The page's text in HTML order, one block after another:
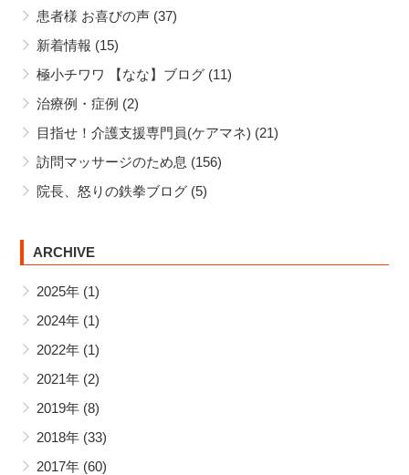
患者様 お喜びの声 (37)
新着情報 (15)
極小チワワ 【なな】ブログ (11)
治療例・症例 (2)
目指せ！介護支援専門員(ケアマネ) (21)
訪問マッサージのため息 (156)
院長、怒りの鉄拳ブログ (5)
ARCHIVE
2025年 (1)
2024年 (1)
2022年 (1)
2021年 (2)
2019年 (8)
2018年 (33)
2017年 (60)